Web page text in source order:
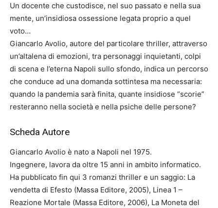
Un docente che custodisce, nel suo passato e nella sua
mente, un’insidiosa ossessione legata proprio a quel
voto…
Giancarlo Avolio, autore del particolare thriller, attraverso
un’altalena di emozioni, tra personaggi inquietanti, colpi
di scena e l’eterna Napoli sullo sfondo, indica un percorso
che conduce ad una domanda sottintesa ma necessaria:
quando la pandemia sarà finita, quante insidiose “scorie”
resteranno nella società e nella psiche delle persone?
Scheda Autore
Giancarlo Avolio è nato a Napoli nel 1975.
Ingegnere, lavora da oltre 15 anni in ambito informatico.
Ha pubblicato fin qui 3 romanzi thriller e un saggio: La
vendetta di Efesto (Massa Editore, 2005), Linea 1 –
Reazione Mortale (Massa Editore, 2006), La Moneta del